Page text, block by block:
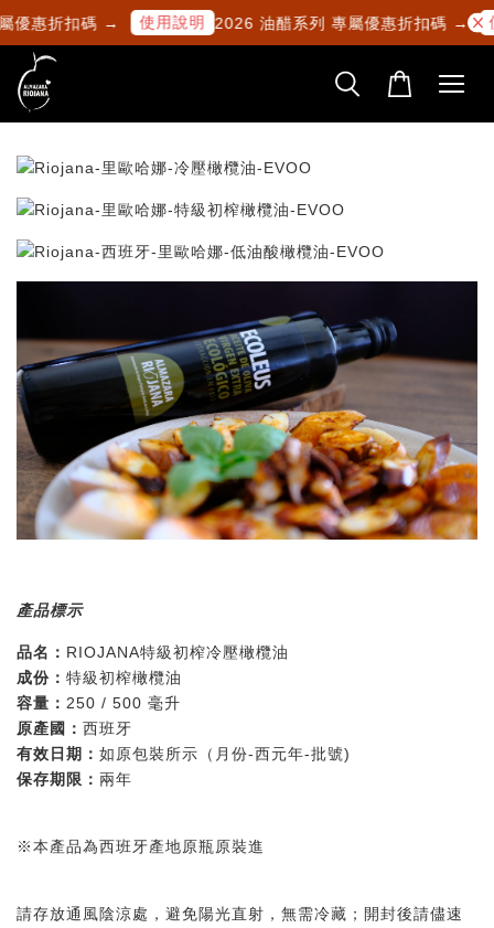
優惠折扣碼 → 使用說明 2026 油醋系列 專屬優惠折扣碼 →
產品標示
品名： RIOJANA特級初榨冷壓橄欖油
成份： 特級初榨橄欖油
容量： 250 / 500 毫升
原產國： 西班牙
有效日期： 如原包裝所示（月份-西元年-批號)
保存期限： 兩年
※本產品為西班牙產地原瓶原裝進
請存放通風陰涼處，避免陽光直射，無需冷藏；開封後請儘速